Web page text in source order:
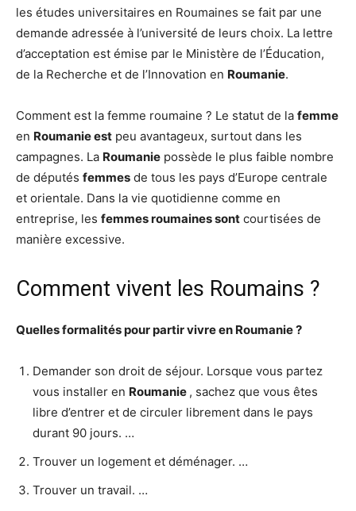
les études universitaires en Roumaines se fait par une
demande adressée à l’université de leurs choix. La lettre
d’acceptation est émise par le Ministère de l’Éducation,
de la Recherche et de l’Innovation en Roumanie.
Comment est la femme roumaine ? Le statut de la femme
en Roumanie est peu avantageux, surtout dans les
campagnes. La Roumanie possède le plus faible nombre
de députés femmes de tous les pays d’Europe centrale
et orientale. Dans la vie quotidienne comme en
entreprise, les femmes roumaines sont courtisées de
manière excessive.
Comment vivent les Roumains ?
Quelles formalités pour partirvivre en Roumanie?
Demander son droit de séjour. Lorsque vous partez
vous installer en Roumanie , sachez que vous êtes
libre d’entrer et de circuler librement dans le pays
durant 90 jours. …
Trouver un logement et déménager. …
Trouver un travail. …